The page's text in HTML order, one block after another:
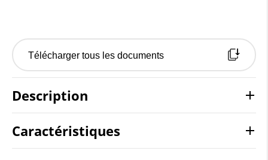
Télécharger tous les documents
Description
Caractéristiques